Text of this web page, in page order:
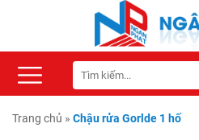
Trang chủ » Chậu rửa Gorlde 1 hố